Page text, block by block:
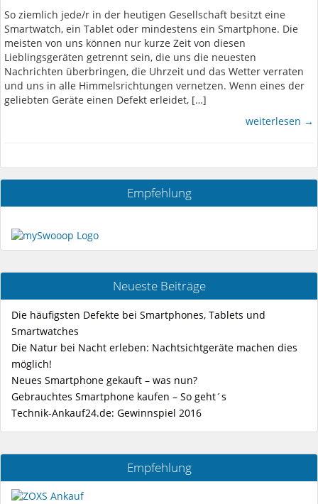
So ziemlich jede/r in der heutigen Gesellschaft besitzt eine
Smartwatch, ein Tablet oder mindestens ein Smartphone. Die
meisten von uns können nur kurze Zeit von diesen
Lieblingsgeräten getrennt sein, die uns die neuesten
Nachrichten überbringen, die Uhrzeit und das Wetter verraten
und uns in alle Himmelsrichtungen vernetzen. Wenn eines der
geliebten Geräte einen Defekt erleidet, […]
weiterlesen →
Empfehlung
Neueste Beiträge
Die häufigsten Defekte bei Smartphones, Tablets und
Smartwatches
Die Natur bei Nacht erleben: Nachtsichtgeräte machen dies
möglich!
Neues Smartphone gekauft – was nun?
Gebrauchtes Smartphone kaufen – So geht´s
Technik-Ankauf24.de: Gewinnspiel 2016
Empfehlung